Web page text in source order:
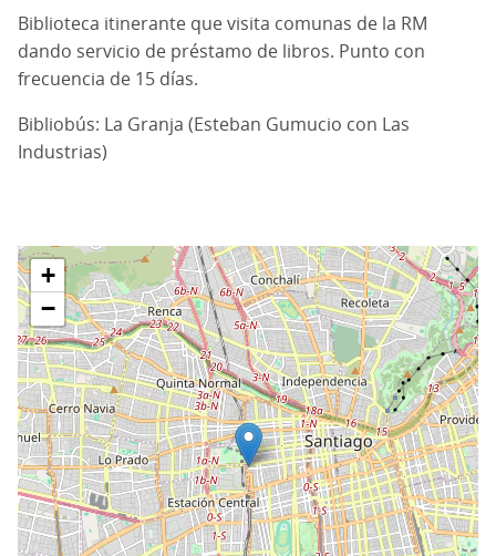
Biblioteca itinerante que visita comunas de la RM
dando servicio de préstamo de libros. Punto con
frecuencia de 15 días.
Bibliobús: La Granja (Esteban Gumucio con Las
Industrias)
+
−